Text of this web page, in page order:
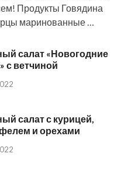
Продукты Говядина
маринованные …
салат «Новогодние
с ветчиной
салат с курицей,
и орехами